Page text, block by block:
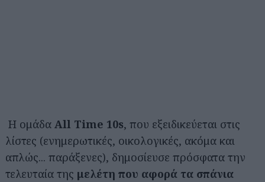
Η ομάδα All Time 10s, που εξειδικεύεται στις
λίστες (ενημερωτικές, οικολογικές, ακόμα και
απλώς... παράξενες), δημοσίευσε πρόσφατα την
τελευταία της μελέτη που αφορά τα σπάνια